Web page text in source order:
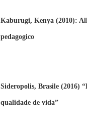
Kaburugi, Kenya (2010):
pedagogico
Sideropolis, Brasile (2016)
qualidade de vida”